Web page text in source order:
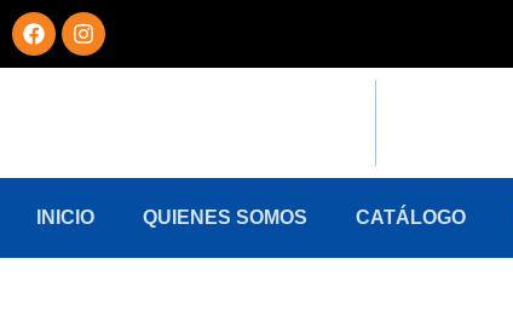
INICIO QUIENES SOMOS CATÁLOGO